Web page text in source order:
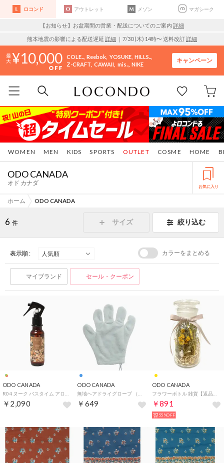
ロコンド アウトレット メゾン マガシーク
【お知らせ】お盆期間の営業・配送についてのご案内 詳細
熊本地震の影響による配送遅延 詳細 ｜7/30 (木) 14時〜 送料改訂詳細
10,000 COLE.. Reebok YOSUKE HILLS..
Z-CRAFT CAWAII mis.. NIKE
キャンペーン
WOMEN MEN KIDS SPORTS COSME HOME
OUTLET
ODO CANADA
オド カナダ お気に入り
ホーム ODO CANADA
6 件 サイズ 絞り込む
表示順 : カラーをまとめる
マイブランド セール・クーポン
ODO CANADA
￥2,090
ODO CANADA
￥649
ODO CANADA
フラワーボトル 雑貨【返品不可商品】 （イエロー）
￥891
55%OFF